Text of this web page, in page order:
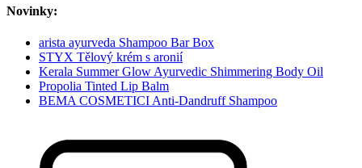
Novinky:
arista ayurveda Shampoo Bar Box
STYX Tělový krém s aronií
Kerala Summer Glow Ayurvedic Shimmering Body Oil
Propolia Tinted Lip Balm
BEMA COSMETICI Anti-Dandruff Shampoo